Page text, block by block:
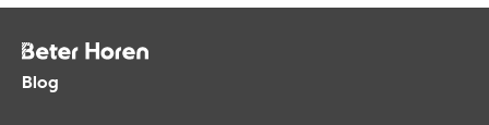
Blog